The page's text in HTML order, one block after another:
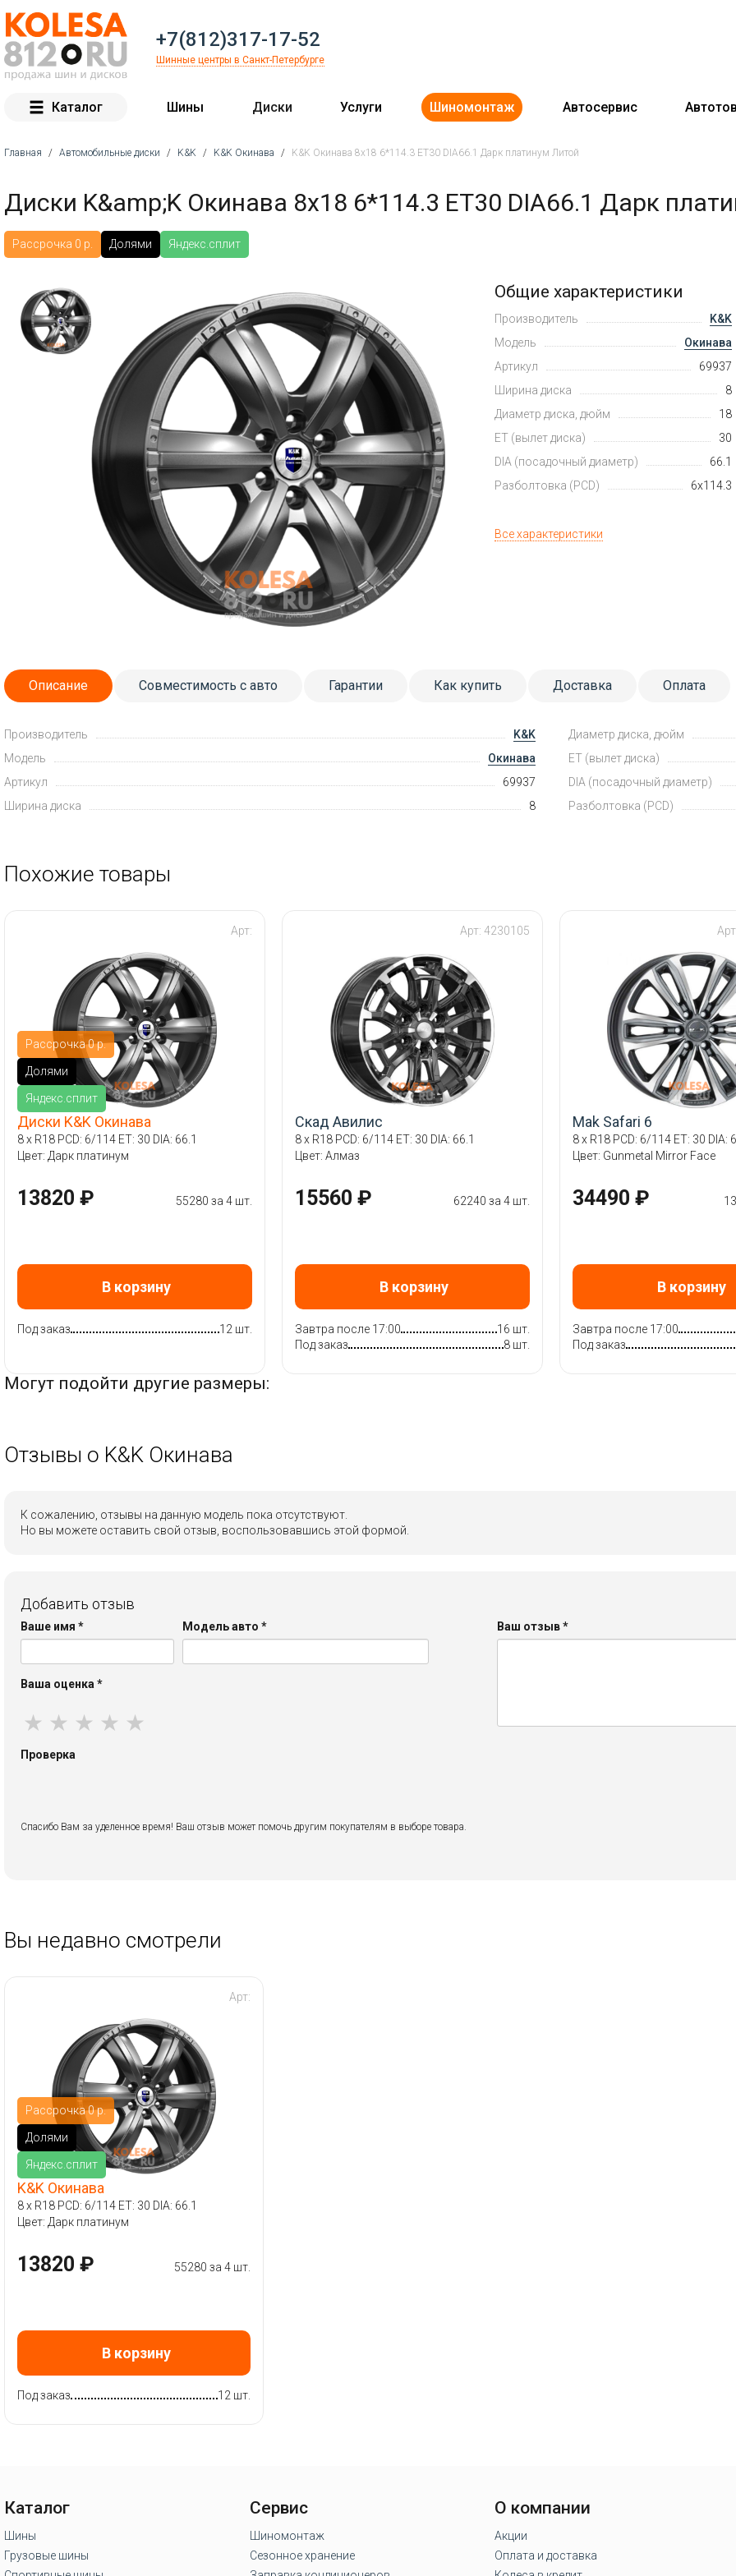
+7(812)317-17-52
Шинные центры в Санкт-Петербурге
Каталог Шины Диски Услуги Шиномонтаж Автосервис
Главная / Автомобильные диски / K&K / K&K Окинава / K&K Окинава 8x18 6*114.3 ET30 DIA66.1 Дарк платинум Литой
Диски K&amp;K Окинава 8x18 6*114.3 ET30 DIA66.1 Дарк
Рассрочка 0 р. Долями Яндекс.сплит
Общие характеристики
Производитель
K&K
Модель
Окинава
Артикул
69937
Ширина диска
8
Диаметр диска, дюйм
18
ET (вылет диска)
30
DIA (посадочный диаметр)
66.1
Разболтовка (PCD)
6x114.3
Все характеристики
Описание Совместимость с авто Гарантии Как купить Доставка Оплата
Производитель
K&K
Модель
Окинава
Артикул
69937
Ширина диска
8
Диаметр диска, дюйм
ET (вылет диска)
DIA (посадочный диаметр)
Разболтовка (PCD)
Похожие товары
Рассрочка 0 р.
Долями
Яндекс.сплит
Арт:
Диски K&K Окинава
8 x R18 PCD: 6/114 ET: 30 DIA: 66.1
Цвет: Дарк платинум
13820 ₽ 55280 за 4 шт.
В корзину
Под заказ 12 шт.
Арт: 4230105
Скад Авилис
8 x R18 PCD: 6/114 ET: 30 DIA: 66.1
Цвет: Алмаз
15560 ₽ 62240 за 4 шт.
В корзину
Завтра после 17:00
16 шт.
Под заказ
8 шт.
Mak Safari 6
8 x R18 PCD: 6/114 ET: 30 DIA:
Цвет: Gunmetal Mirror Face
34490 ₽
В корзину
Завтра после 17:00
Под заказ
Могут подойти другие размеры:
Отзывы о K&K Окинава
К сожалению, отзывы на данную модель пока отсутствуют.
Но вы можете оставить свой отзыв, воспользовавшись этой формой.
Добавить отзыв
Ваше имя * Модель авто*
Ваша оценка *
★ ★ ★ ★ ★
Ваш отзыв*
Проверка
Спасибо Вам за уделенное время! Ваш отзыв может помочь другим покупателям в выборе товара.
Вы недавно смотрели
Рассрочка 0 р.
Долями
Яндекс.сплит
Арт:
K&K Окинава
8 x R18 PCD: 6/114 ET: 30 DIA: 66.1
Цвет: Дарк платинум
13820 ₽ 55280 за 4 шт.
В корзину
Под заказ 12 шт.
Каталог
Шины
Грузовые шины
Сервис
Шиномонтаж
Сезонное хранение
О компании
Акции
Оплата и доставка